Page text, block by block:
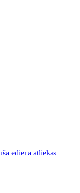
ēdiena atliekas